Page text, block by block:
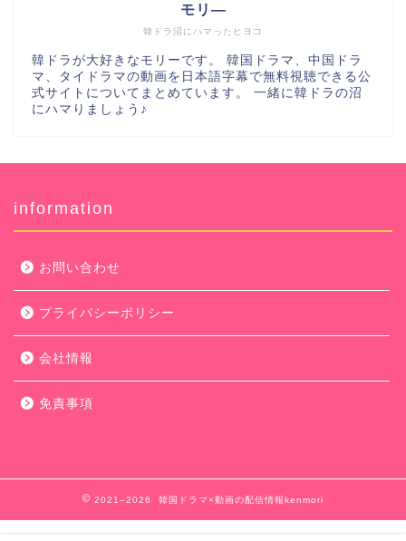
韓ドラ沼にハマったヒヨコ
モリ―
韓ドラが大好きなモリーです。 韓国ドラマ、中国ドラ
マ、タイドラマの動画を日本語字幕で無料視聴できる公
式サイトについてまとめています。 一緒に韓ドラの沼
にハマりましょう♪
information
お問い合わせ
プライバシーポリシー
会社情報
免責事項
2021–2026 韓国ドラマ×動画の配信情報kenmori